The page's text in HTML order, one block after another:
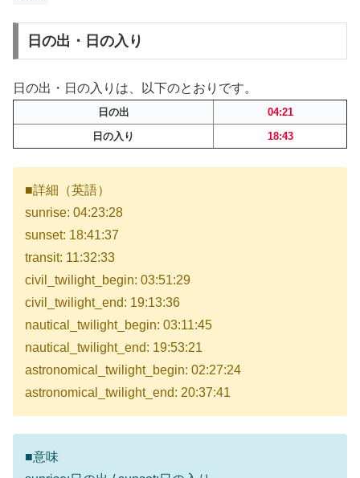
日の出・日の入り
日の出・日の入りは、以下のとおりです。
日の出
04:21
日の入り
18:43
■詳細（英語）
sunrise: 04:23:28
sunset: 18:41:37
transit: 11:32:33
civil_twilight_begin: 03:51:29
civil_twilight_end: 19:13:36
nautical_twilight_begin: 03:11:45
nautical_twilight_end: 19:53:21
astronomical_twilight_begin: 02:27:24
astronomical_twilight_end: 20:37:41
■意味